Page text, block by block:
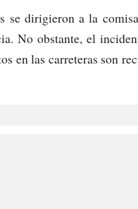
se dirigieron a la
No obstante, el
en las carreteras son